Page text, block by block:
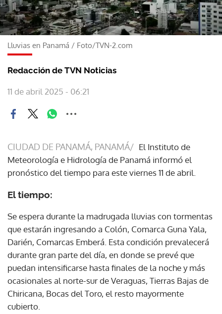
Lluvias en Panamá / Foto/TVN-2.com
Redacción de TVN Noticias
11 de abril 2025 - 06:21
CIUDAD DE PANAMÁ, PANAMÁ/ El Instituto de
Meteorología e Hidrología de Panamá informó el
pronóstico del tiempo para este viernes 11 de abril.
El tiempo:
Se espera durante la madrugada lluvias con tormentas
que estarán ingresando a Colón, Comarca Guna Yala,
Darién, Comarcas Emberá. Esta condición prevalecerá
durante gran parte del día, en donde se prevé que
puedan intensificarse hasta finales de la noche y más
ocasionales al norte-sur de Veraguas, Tierras Bajas de
Chiricana, Bocas del Toro, el resto mayormente
cubierto.